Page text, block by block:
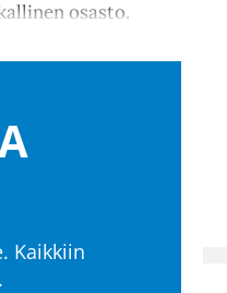
osasto.
Kaikkiin